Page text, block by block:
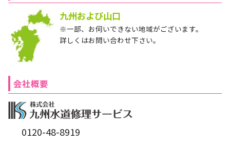
九州および山口
※一部、お伺いできない地域がございます。
詳しくはお問い合わせ下さい。
会社概要
0120-48-8919